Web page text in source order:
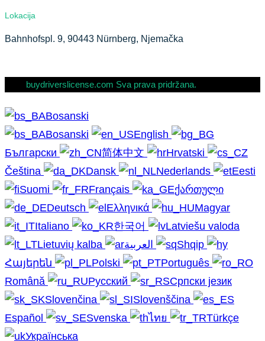
Lokacija
Bahnhofspl. 9, 90443 Nürnberg, Njemačka
buydriverslicense.com Sva prava pridržana.
Bosanski
Bosanski
English
Български
简体中文
Hrvatski
Čeština
Dansk Nederlands
Eesti
Suomi
Français
ქართული
Deutsch
Ελληνικά
Magyar
Italiano
한국어
Latviešu valoda
Lietuvių kalba
Shqip
Հայերեն
Polski
Português
Română
Русский
Српски језик
Slovenčina
Slovenščina
Español
Svenska ไทย
Türkçe
Українська